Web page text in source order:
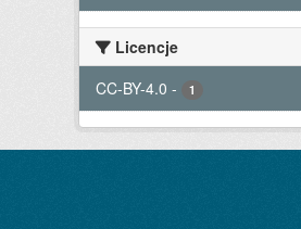
Licencje
CC-BY-4.0 - 1